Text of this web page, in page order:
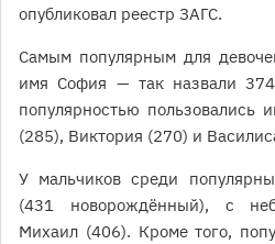
опубликовал реестр ЗАГС.
Самым популярным для
имя София — так назвали
популярностью пользовались
(285), Виктория (270) и
У мальчиков среди
(431 новорождённый), с
Михаил (406). Кроме того,